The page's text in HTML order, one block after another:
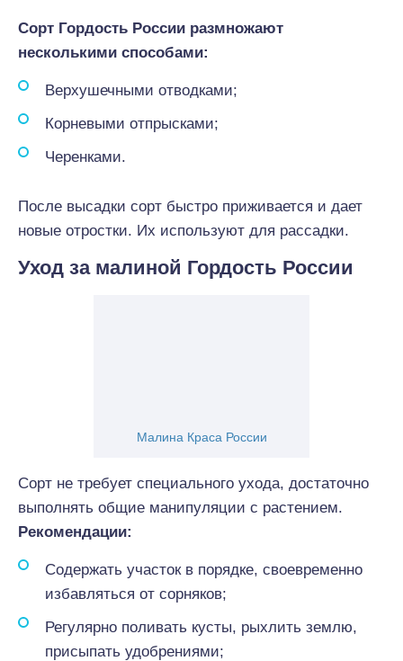
Сорт Гордость России размножают
несколькими способами:
Верхушечными отводками;
Корневыми отпрысками;
Черенками.
После высадки сорт быстро приживается и дает
новые отростки. Их используют для рассадки.
Уход за малиной Гордость России
Малина Краса России
Сорт не требует специального ухода, достаточно
выполнять общие манипуляции с растением.
Рекомендации:
Содержать участок в порядке, своевременно
избавляться от сорняков;
Регулярно поливать кусты, рыхлить землю,
присыпать удобрениями;